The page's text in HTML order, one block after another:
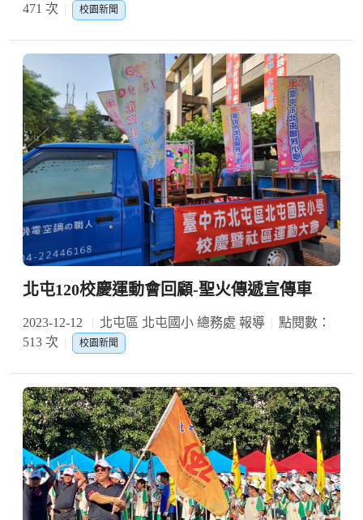
471 次
校園新聞
北屯120校慶運動會回顧-聖火傳遞宣傳車
2023-12-12 北屯區 北屯國小 總務處 報導
點閱數：
513 次
校園新聞